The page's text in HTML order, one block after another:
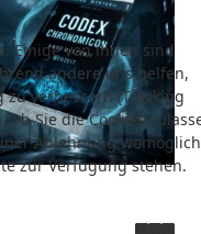
Einige von ihnen sind
andere uns helfen,
verbessern (Tracking
ob Sie die Cookies
Ablehnung womöglich
zur Verfügung stehen.